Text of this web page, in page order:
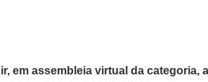
em assembleia virtual da categoria, a